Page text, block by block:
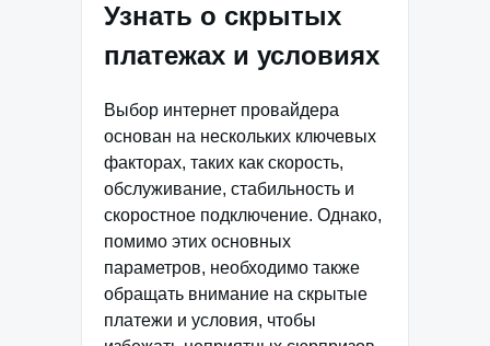
Узнать о скрытых
платежах и условиях
Выбор интернет провайдера
основан на нескольких ключевых
факторах, таких как скорость,
обслуживание, стабильность и
скоростное подключение. Однако,
помимо этих основных
параметров, необходимо также
обращать внимание на скрытые
платежи и условия, чтобы